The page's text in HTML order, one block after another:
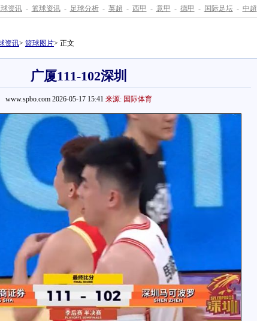
资讯 - 篮球资讯 - 足球分析 - 英超 - 西甲 - 意甲 - 德甲 - 国际足坛 - 中超
资讯> 篮球图片> 正文
广厦111-102深圳
www.spbo.com 2026-05-17 15:41 来源: 国际体育